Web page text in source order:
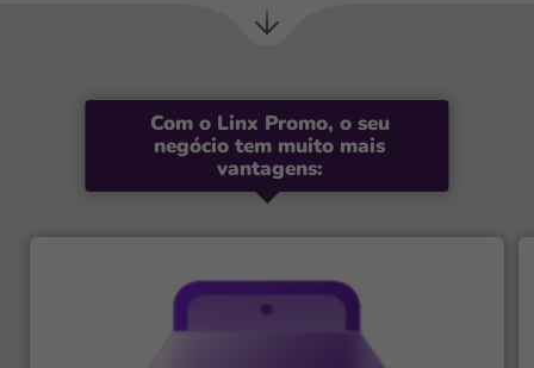
Com o Linx Promo, o seu
negócio tem muito mais
vantagens: